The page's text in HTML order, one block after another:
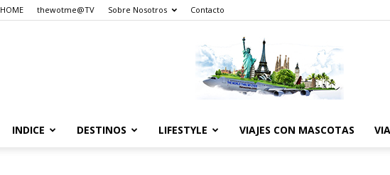
HOME thewotme@TV Sobre Nosotros Contacto
INDICE DESTINOS LIFESTYLE VIAJES CON MASCOTAS